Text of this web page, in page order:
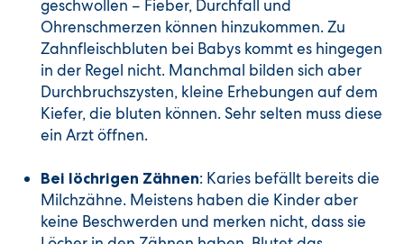
geschwollen – Fieber, Durchfall und
Ohrenschmerzen können hinzukommen. Zu
Zahnfleischbluten bei Babys kommt es hingegen
in der Regel nicht. Manchmal bilden sich aber
Durchbruchszysten, kleine Erhebungen auf dem
Kiefer, die bluten können. Sehr selten muss diese
ein Arzt öffnen.
Bei löchrigen Zähnen: Karies befällt bereits die
Milchzähne. Meistens haben die Kinder aber
keine Beschwerden und merken nicht, dass sie